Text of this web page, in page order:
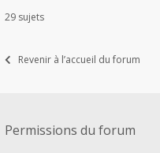
29 sujets
Revenir à l’accueil du forum
Permissions du forum